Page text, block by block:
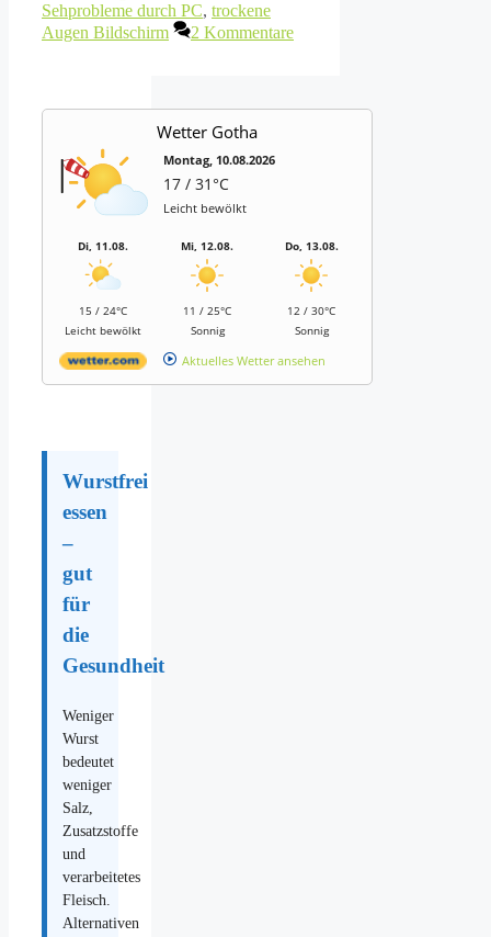
Sehprobleme durch PC, trockene
Augen Bildschirm
2 Kommentare
Wetter Gotha
Montag, 10.08.2026
17 / 31°C
Leicht bewölkt
Di, 11.08.
15 / 24°C
Leicht bewölkt
Mi, 12.08.
11 / 25°C
Sonnig
Do, 13.08.
12 / 30°C
Sonnig
Aktuelles Wetter ansehen
Wurstfrei
essen
–
gut
für
die
Gesundheit
Weniger
Wurst
bedeutet
weniger
Salz,
Zusatzstoffe
und
verarbeitetes
Fleisch.
Alternativen